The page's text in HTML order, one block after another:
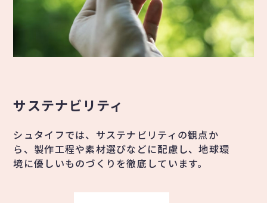
サステナビリティ
シュタイフでは、サステナビリティの観点か
ら、製作工程や素材選びなどに配慮し、地球環
境に優しいものづくりを徹底しています。